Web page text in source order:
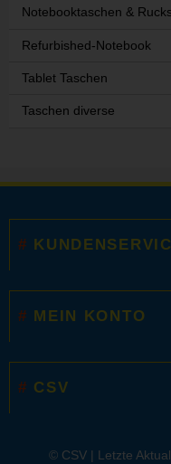
Notebooktaschen &
Refurbished-Notebook
Tablet Taschen
Taschen diverse
MEIN KONTO
CSV
© CSV | Letzte